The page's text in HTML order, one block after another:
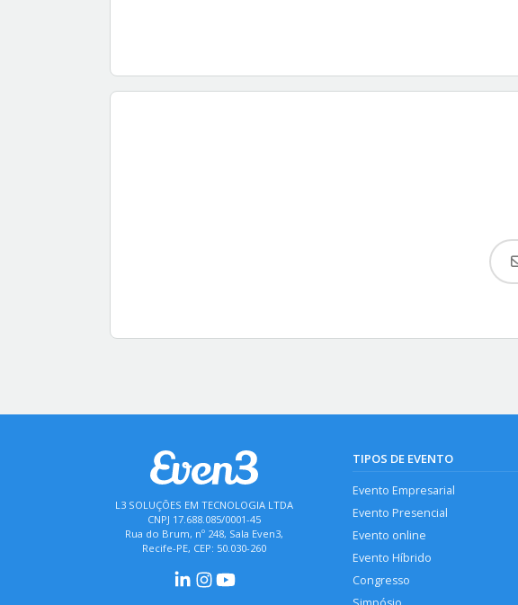
L3 SOLUÇÕES EM TECNOLOGIA LTDA
CNPJ 17.688.085/0001-45
Rua do Brum, nº 248, Sala Even3,
Recife-PE, CEP: 50.030-260
TIPOS DE EVENTO
Evento Empresarial
Evento Presencial
Evento online
Evento Híbrido
Congresso